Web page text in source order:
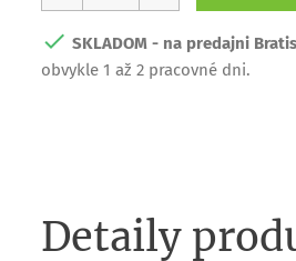
 SKLADOM - na predajni
obvykle 1 až 2 pracovné dni.
Detaily